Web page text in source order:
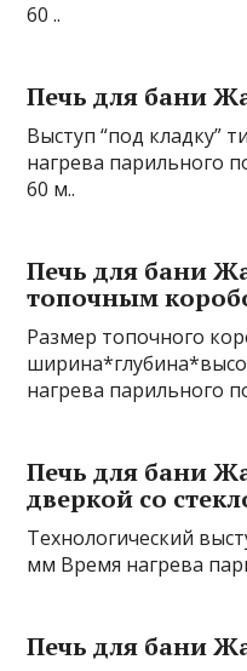
60 ..
Печь для бани
Выступ “под кладку”
нагрева парильного
60 м..
Печь для бани
топочным
Размер топочного
нагрева парильного
Печь для бани
дверкой со
Технологический
мм Время нагрева
Печь для бани